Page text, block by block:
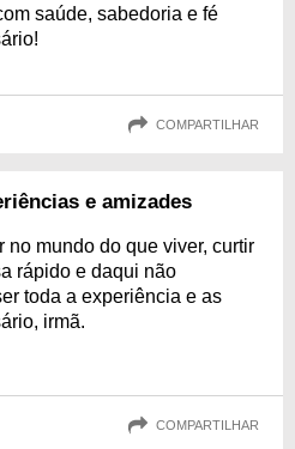
saúde, sabedoria e fé
COMPARTILHAR
e amizades
no mundo do que viver, curtir
rápido e daqui não
toda a experiência e as
irmã.
COMPARTILHAR